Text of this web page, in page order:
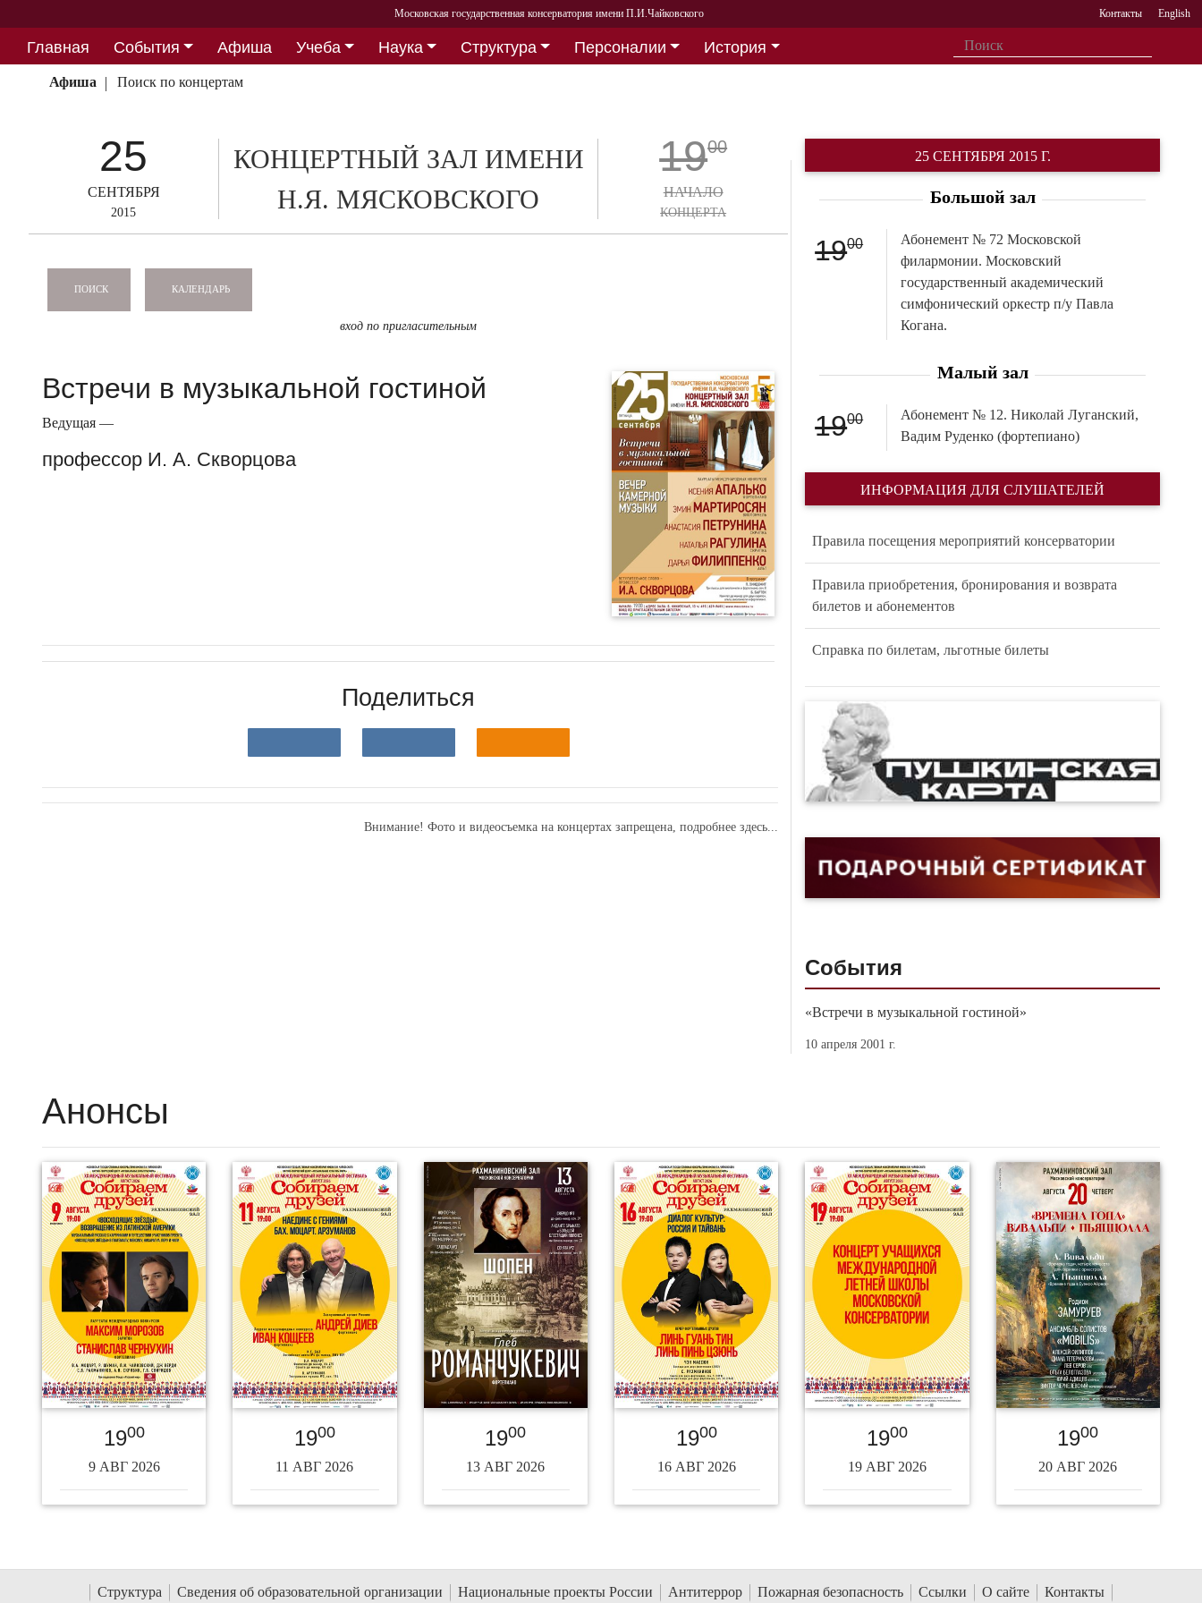
Московская государственная консерватория имени П.И.Чайковского Контакты English
Главная События Афиша Учеба Наука Структура Персоналии
История
Партнерство
Афиша Поиск по концертам
25
СЕНТЯБРЯ
2015
КОНЦЕРТНЫЙ ЗАЛ ИМЕНИ
Н.Я. МЯСКОВСКОГО
1900
НАЧАЛО
КОНЦЕРТА
ПОИСК КАЛЕНДАРЬ
вход по пригласительным
Встречи в музыкальной гостиной
Ведущая —
профессор И. А. Скворцова
Поделиться
Внимание! Фото и видеосъемка на концертах запрещена,подробнее здесь...
25 СЕНТЯБРЯ 2015 Г.
Большой зал
1900
Абонемент № 72 Московской
филармонии. Московский
государственный академический
симфонический оркестр п/у Павла
Когана.
Малый зал
1900
Абонемент № 12. Николай Луганский,
Вадим Руденко (фортепиано)
ИНФОРМАЦИЯ ДЛЯ СЛУШАТЕЛЕЙ
Правила посещения мероприятий консерватории
Правила приобретения, бронирования и возврата
билетов и абонементов
Справка по билетам, льготные билеты
События
«Встречи в музыкальной гостиной»
10 апреля 2001 г.
Анонсы
1900
9 АВГ 2026
1900
11 АВГ 2026
1900
13 АВГ 2026
1900
16 АВГ 2026
1900
19 АВГ 2026
1900
20 АВГ 2026
Структура Сведения об образовательной организации Национальные проекты России Антитеррор Пожарная безопасность Ссылки О сайте Контакты